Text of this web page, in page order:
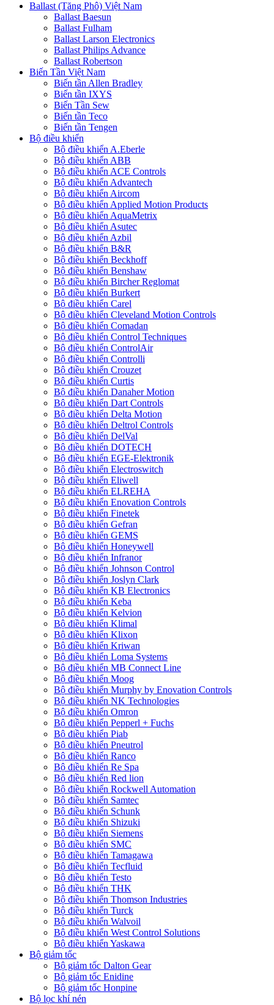
Ballast (Tăng Phô) Việt Nam
Ballast Baesun
Ballast Fulham
Ballast Larson Electronics
Ballast Philips Advance
Ballast Robertson
Biến Tần Việt Nam
Biến tần Allen Bradley
Biến tần IXYS
Biến Tần Sew
Biến tần Teco
Biến tần Tengen
Bộ điều khiển
Bộ điều khiển A.Eberle
Bộ điều khiển ABB
Bộ điều khiển ACE Controls
Bộ điều khiển Advantech
Bộ điều khiển Aircom
Bộ điều khiển Applied Motion Products
Bộ điều khiển AquaMetrix
Bộ điều khiển Asutec
Bộ điều khiển Azbil
Bộ điều khiển B&R
Bộ điều khiển Beckhoff
Bộ điều khiển Benshaw
Bộ điều khiển Bircher Reglomat
Bộ điều khiển Burkert
Bộ điều khiển Carel
Bộ điều khiển Cleveland Motion Controls
Bộ điều khiển Comadan
Bộ điều khiển Control Techniques
Bộ điều khiển ControlAir
Bộ điều khiển Controlli
Bộ điều khiển Crouzet
Bộ điều khiển Curtis
Bộ điều khiển Danaher Motion
Bộ điều khiển Dart Controls
Bộ điều khiển Delta Motion
Bộ điều khiển Deltrol Controls
Bộ điều khiển DelVal
Bộ điều khiển DOTECH
Bộ điều khiển EGE-Elektronik
Bộ điều khiển Electroswitch
Bộ điều khiển Eliwell
Bộ điều khiển ELREHA
Bộ điều khiển Enovation Controls
Bộ điều khiển Finetek
Bộ điều khiển Gefran
Bộ điều khiển GEMS
Bộ điều khiển Honeywell
Bộ điều khiển Infranor
Bộ điều khiển Johnson Control
Bộ điều khiển Joslyn Clark
Bộ điều khiển KB Electronics
Bộ điều khiển Keba
Bộ điều khiển Kelvion
Bộ điều khiển Klimal
Bộ điều khiển Klixon
Bộ điều khiển Kriwan
Bộ điều khiển Loma Systems
Bộ điều khiển MB Connect Line
Bộ điều khiển Moog
Bộ điều khiển Murphy by Enovation Controls
Bộ điều khiển NK Technologies
Bộ điều khiển Omron
Bộ điều khiển Pepperl + Fuchs
Bộ điều khiển Piab
Bộ điều khiển Pneutrol
Bộ điều khiển Ranco
Bộ điều khiển Re Spa
Bộ điều khiển Red lion
Bộ điều khiển Rockwell Automation
Bộ điều khiển Samtec
Bộ điều khiển Schunk
Bộ điều khiển Shizuki
Bộ điều khiển Siemens
Bộ điều khiển SMC
Bộ điều khiển Tamagawa
Bộ điều khiển Tecfluid
Bộ điều khiển Testo
Bộ điều khiển THK
Bộ điều khiển Thomson Industries
Bộ điều khiển Turck
Bộ điều khiển Walvoil
Bộ điều khiển West Control Solutions
Bộ điều khiển Yaskawa
Bộ giảm tốc
Bộ giảm tốc Dalton Gear
Bộ giảm tốc Enidine
Bộ giảm tốc Honpine
Bộ lọc khí nén